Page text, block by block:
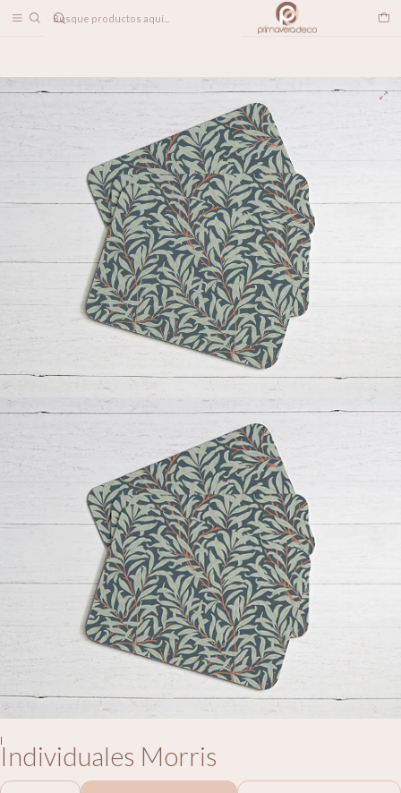
LINEA DECO Individuales Individuales Morris
|
Individuales Morris